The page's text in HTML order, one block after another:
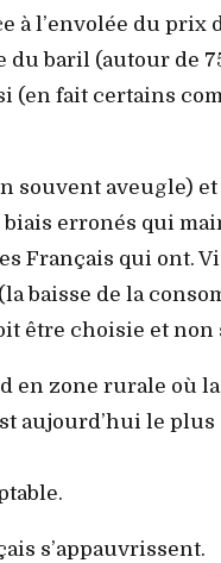
à l’envolée du prix
baril (autour de
(en fait certains
aveugle) et
erronés qui
Français qui ont.
baisse de la
être choisie et non
en zone rurale où
aujourd’hui le
s’appauvrissent.